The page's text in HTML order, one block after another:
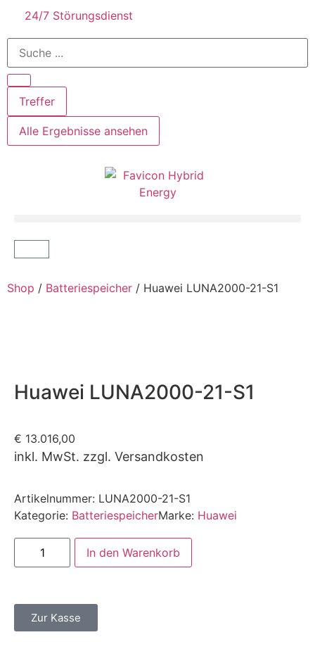
24/7 Störungsdienst
Treffer
Alle Ergebnisse ansehen
Shop / Batteriespeicher / Huawei LUNA2000-21-S1
Huawei LUNA2000-21-S1
€ 13.016,00
inkl. MwSt. zzgl. Versandkosten
Artikelnummer: LUNA2000-21-S1
Kategorie: BatteriespeicherMarke: Huawei
In den Warenkorb
Zur Kasse